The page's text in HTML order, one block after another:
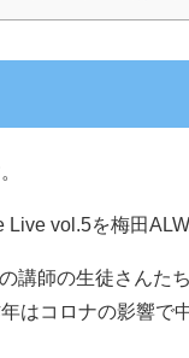
vol.5を梅田
講師の生徒さんた
はコロナの影響で